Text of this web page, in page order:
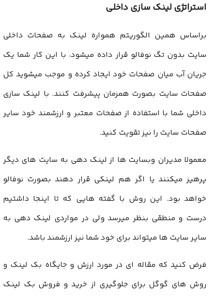
استراتژی لینک سازی داخلی
براساس همین الگوریتم همواره لینک به صفحات داخلی
سایت بدون تگ نوفالو قرار داده میشود، با این کار شما یک
جریان آب میان صفحات خود ایجاد کرده و موجب میشوید کل
صفحات سایت بصورت همزمان پیشرفت کنند. با لینک سازی
داخلی شما با استفاده از صفحات معتبر و ارزشمند خود سایر
صفحات سایت را نیز تقویت کنید.
معمولا مدیران وبسایت ها از لینک دهی به سایت های دیگر
پرهیز میکنند یا اگر هم لینکی قرار دهند بصورت نوفالو
خواهد بود. این روش با گفته هایی که تا اینجا داشتیم
درست و منطقی بنظر میرسد ولی در مواردی لینک دهی به
سایر سایت ها میتواند برای خود شما نیز ارزشمند باشد.
فرض کنید که مقاله ای در موردارزش و جایگاه بک لینکو
روش های گوگل برای جلوگیری از خرید و فروش بک لینک